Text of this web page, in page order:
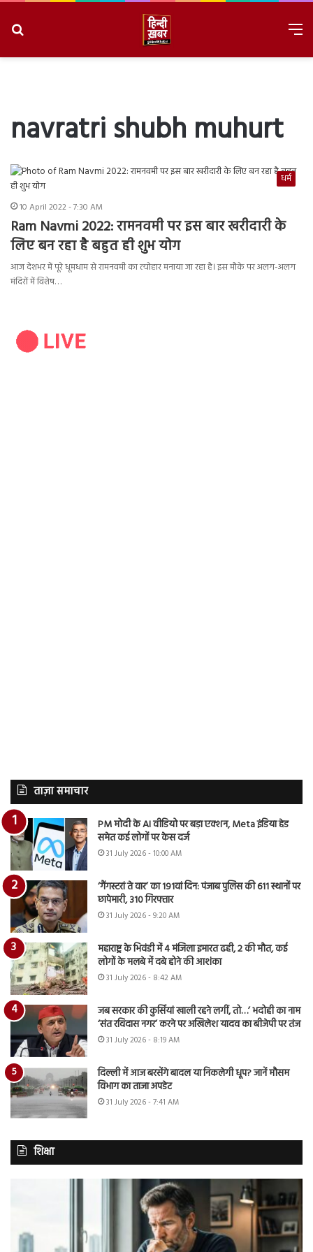
navratri shubh muhurt
धर्म
10 April 2022 - 7:30 AM
Ram Navmi 2022: रामनवमी पर इस बार खरीदारी के
लिए बन रहा है बहुत ही शुभ योग
आज देशभर में पूरे धूमधाम से रामनवमी का त्योहार मनाया जा रहा है। इस मौके पर अलग-अलग
मंदिरों में विशेष…
ताज़ा समाचार
PM मोदी के AI वीडियो पर बड़ा एक्शन, Meta इंडिया हेड
समेत कई लोगों पर केस दर्ज
31 July 2026 - 10:00 AM
‘गैंगस्टरां ते वार’ का 191वां दिन: पंजाब पुलिस की 611 स्थानों पर
छापेमारी, 310 गिरफ्तार
31 July 2026 - 9:20 AM
महाराष्ट्र के भिवंडी में 4 मंजिला इमारत ढही, 2 की मौत, कई
लोगों के मलबे में दबे होने की आशंका
31 July 2026 - 8:42 AM
जब सरकार की कुर्सियां खाली रहने लगीं, तो…’ भदोही का नाम
‘संत रविदास नगर’ करने पर अखिलेश यादव का बीजेपी पर तंज
31 July 2026 - 8:19 AM
दिल्ली में आज बरसेंगे बादल या निकलेगी धूप? जानें मौसम
विभाग का ताजा अपडेट
31 July 2026 - 7:41 AM
शिक्षा